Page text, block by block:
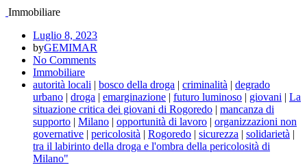
Immobiliare
Luglio 8, 2023
byGEMIMAR
No Comments
Immobiliare
autorità locali | bosco della droga | criminalità | degrado
urbano | droga | emarginazione | futuro luminoso | giovani | La
situazione critica dei giovani di Rogoredo | mancanza di
supporto | Milano | opportunità di lavoro | organizzazioni non
governative | pericolosità | Rogoredo | sicurezza | solidarietà |
tra il labirinto della droga e l'ombra della pericolosità di
Milano"